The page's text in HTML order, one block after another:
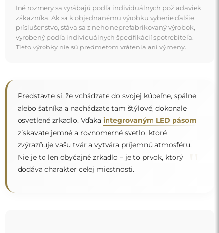
Iné rozmery sa vyrábajú podľa individuálnych požiadaviek
zákazníka. Ak sa k objednanému výrobku vyberie ďalšie
príslušenstvo, stáva sa z neho neprefabrikovaný výrobok,
vyrobený podľa individuálnych špecifikácií spotrebiteľa.
Tieto výrobky nie sú predmetom vrátenia ani výmeny.
Predstavte si, že vchádzate do svojej kúpeľne, spálne
alebo šatníka a nachádzate tam štýlové, dokonale
osvetlené zrkadlo. Vďaka integrovaným LED pásom
získavate jemné a rovnomerné svetlo, ktoré
zvýrazňuje vašu tvár a vytvára príjemnú atmosféru.
Nie je to len obyčajné zrkadlo – je to prvok, ktorý
dodáva charakter celej miestnosti.